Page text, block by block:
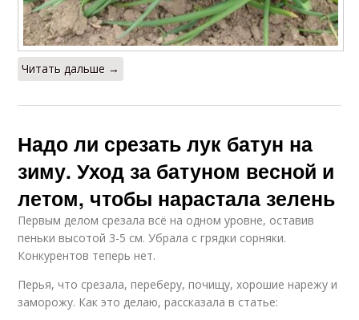
Читать дальше →
Надо ли срезать лук батун на
зиму. Уход за батуном весной и
летом, чтобы нарастала зелень
Первым делом срезала всё на одном уровне, оставив
пеньки высотой 3-5 см. Убрала с грядки сорняки.
Конкурентов теперь нет.
Перья, что срезала, переберу, почищу, хорошие нарежу и
заморожу. Как это делаю, рассказала в статье: